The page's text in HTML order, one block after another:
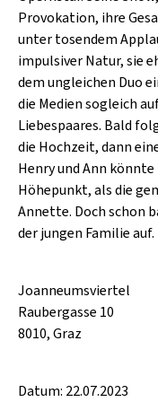
CAFÉ WOLF
POSTGARAGE
KUNSTGARTEN
KRISTALLWERK
GOLD & PECH
HARD & HEAVY
SINGER-
VOLKSMUSIK
KULTURLAND
Provokation, ihre
unter tosendem
impulsiver Natur, sie
dem ungleichen Duo
die Medien sogleich
Liebespaares. Bald
die Hochzeit, dann
Henry und Ann
Höhepunkt, als die
Annette. Doch schon
der jungen Familie auf.
Joanneumsviertel
Raubergasse 10
8010, Graz
Datum: 22.07.2023